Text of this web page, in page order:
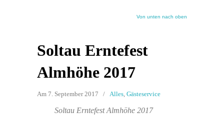
Von unten nach oben
Soltau Erntefest
Almhöhe 2017
Am 7. September 2017 / Alles, Gästeservice
Soltau Erntefest Almhöhe 2017